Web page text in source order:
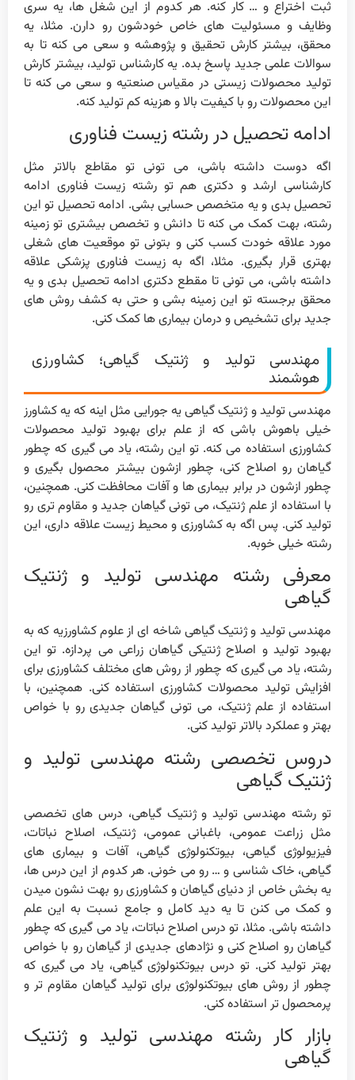
ثبت اختراع و … کار کنه. هر کدوم از این شغل ها، یه سری
وظایف و مسئولیت های خاص خودشون رو دارن. مثلا، یه
محقق، بیشتر کارش تحقیق و پژوهشه و سعی می کنه تا به
سوالات علمی جدید پاسخ بده. یه کارشناس تولید، بیشتر کارش
تولید محصولات زیستی در مقیاس صنعتیه و سعی می کنه تا
این محصولات رو با کیفیت بالا و هزینه کم تولید کنه.
ادامه تحصیل در رشته زیست فناوری
اگه دوست داشته باشی، می تونی تو مقاطع بالاتر مثل
کارشناسی ارشد و دکتری هم تو رشته زیست فناوری ادامه
تحصیل بدی و یه متخصص حسابی بشی. ادامه تحصیل تو این
رشته، بهت کمک می کنه تا دانش و تخصص بیشتری تو زمینه
مورد علاقه خودت کسب کنی و بتونی تو موقعیت های شغلی
بهتری قرار بگیری. مثلا، اگه به زیست فناوری پزشکی علاقه
داشته باشی، می تونی تا مقطع دکتری ادامه تحصیل بدی و یه
محقق برجسته تو این زمینه بشی و حتی به کشف روش های
جدید برای تشخیص و درمان بیماری ها کمک کنی.
مهندسی تولید و ژنتیک گیاهی؛ کشاورزی
هوشمند
مهندسی تولید و ژنتیک گیاهی یه جورایی مثل اینه که یه کشاورز
خیلی باهوش باشی که از علم برای بهبود تولید محصولات
کشاورزی استفاده می کنه. تو این رشته، یاد می گیری که چطور
گیاهان رو اصلاح کنی، چطور ازشون بیشتر محصول بگیری و
چطور ازشون در برابر بیماری ها و آفات محافظت کنی. همچنین،
با استفاده از علم ژنتیک، می تونی گیاهان جدید و مقاوم تری رو
تولید کنی. پس اگه به کشاورزی و محیط زیست علاقه داری، این
رشته خیلی خوبه.
معرفی رشته مهندسی تولید و ژنتیک
گیاهی
مهندسی تولید و ژنتیک گیاهی شاخه ای از علوم کشاورزیه که به
بهبود تولید و اصلاح ژنتیکی گیاهان زراعی می پردازه. تو این
رشته، یاد می گیری که چطور از روش های مختلف کشاورزی برای
افزایش تولید محصولات کشاورزی استفاده کنی. همچنین، با
استفاده از علم ژنتیک، می تونی گیاهان جدیدی رو با خواص
بهتر و عملکرد بالاتر تولید کنی.
دروس تخصصی رشته مهندسی تولید و
ژنتیک گیاهی
تو رشته مهندسی تولید و ژنتیک گیاهی، درس های تخصصی
مثل زراعت عمومی، باغبانی عمومی، ژنتیک، اصلاح نباتات،
فیزیولوژی گیاهی، بیوتکنولوژی گیاهی، آفات و بیماری های
گیاهی، خاک شناسی و … رو می خونی. هر کدوم از این درس ها،
یه بخش خاص از دنیای گیاهان و کشاورزی رو بهت نشون میدن
و کمک می کنن تا یه دید کامل و جامع نسبت به این علم
داشته باشی. مثلا، تو درس اصلاح نباتات، یاد می گیری که چطور
گیاهان رو اصلاح کنی و نژادهای جدیدی از گیاهان رو با خواص
بهتر تولید کنی. تو درس بیوتکنولوژی گیاهی، یاد می گیری که
چطور از روش های بیوتکنولوژی برای تولید گیاهان مقاوم تر و
پرمحصول تر استفاده کنی.
بازار کار رشته مهندسی تولید و ژنتیک
گیاهی